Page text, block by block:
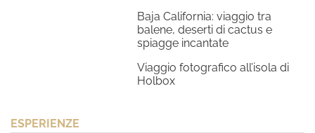
Baja California: viaggio tra
balene, deserti di cactus e
spiagge incantate
Viaggio fotografico all’isola di
Holbox
ESPERIENZE